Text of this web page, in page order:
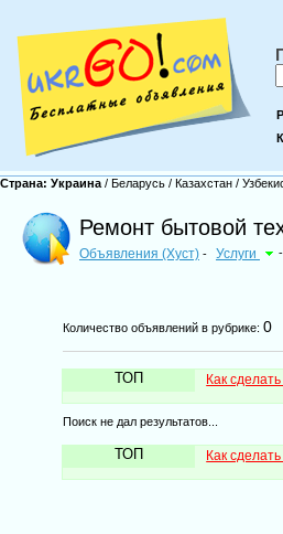
Страна: Украина / Беларусь / Казахстан /
Ремонт бытовой
Объявления (Хуст) - Услуги -
Количество объявлений в рубрике:0
ТОП Как
Поиск не дал результатов...
ТОП Как